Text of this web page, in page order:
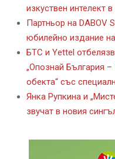
изкуствен интелект
Партньор на DABOV
юбилейно издание
БТС и Yettel
„Опознай България –
обекта“ със
Янка Рупкина и
звучат в новия